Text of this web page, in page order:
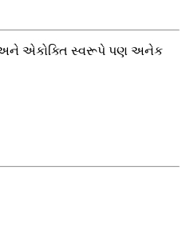
અને એકોક્તિ સ્વરૂપે પણ અનેક